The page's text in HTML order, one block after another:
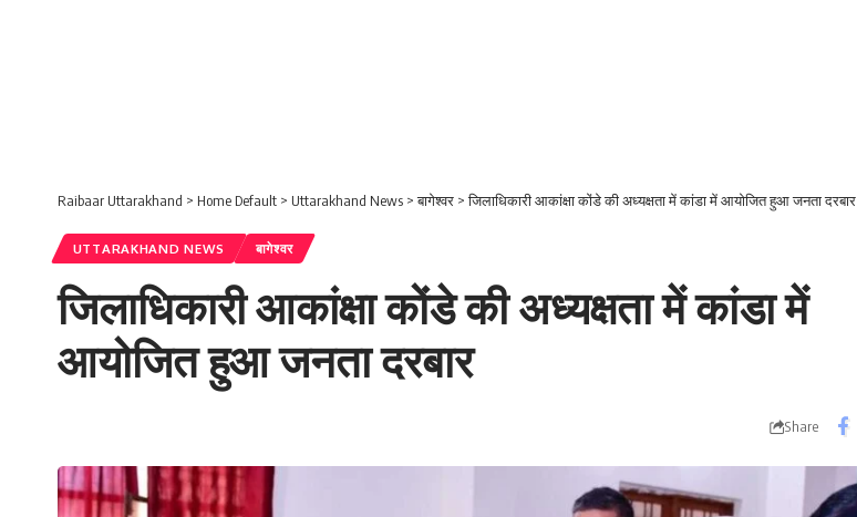
Raibaar Uttarakhand > Home Default > Uttarakhand News >बागेश्वर >जिलाधिकारी आकांक्षा कोंडे की अध्यक्षता में कांडा में आयोजित हुआ जनता दरबार
UTTARAKHAND NEWS बागेश्वर
जिलाधिकारी आकांक्षा कोंडे की अध्यक्षता में कांडा में
आयोजित हुआ जनता दरबार
Share